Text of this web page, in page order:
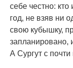
себе честно:
год, не взяв ни
свою кубышку,
запланировано,
А Сургут с